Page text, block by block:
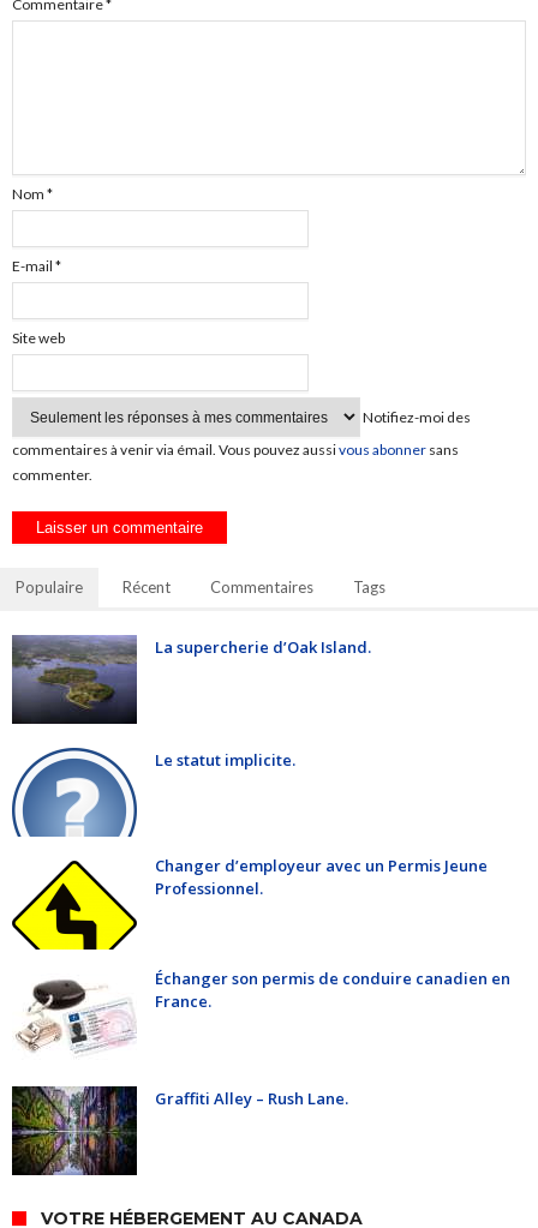
Commentaire*
Nom *
E-mail *
Site web
Notifiez-moi des
commentaires à venir via émail. Vous pouvez aussivous abonner sans
commenter.
Populaire Récent Commentaires Tags
La supercherie d’Oak Island.
Le statut implicite.
Changer d’employeur avec un Permis Jeune
Professionnel.
Échanger son permis de conduire canadien en
France.
Graffiti Alley – Rush Lane.
VOTRE HÉBERGEMENT AU CANADA